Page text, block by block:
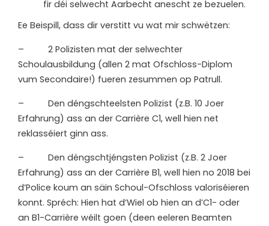
fir déi selwecht Aarbecht anescht ze bezuelen.
Ee Beispill, dass dir verstitt vu wat mir schwëtzen:
– 2 Polizisten mat der selwechter
Schoulausbildung (allen 2 mat Ofschloss-Diplom
vum Secondaire!) fueren zesummen op Patrull.
– Den déngschteelsten Polizist (z.B. 10 Joer
Erfahrung) ass an der Carrière C1, well hien net
reklasséiert ginn ass.
– Den déngschtjéngsten Polizist (z.B. 2 Joer
Erfahrung) ass an der Carrière B1, well hien no 2018 bei
d’Police koum an säin Schoul-Ofschloss valoriséieren
konnt. Spréch: Hien hat d’Wiel ob hien an d’C1- oder
an B1-Carrière wéilt goen (deen eeleren Beamten